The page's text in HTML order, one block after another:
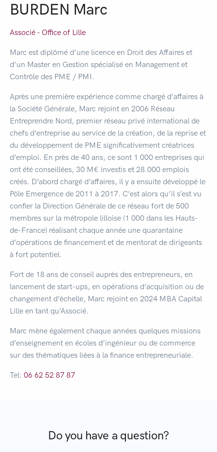
BURDEN Marc
Associé - Office of Lille
Marc est diplômé d’une licence en Droit des Affaires et
d’un Master en Gestion spécialisé en Management et
Contrôle des PME / PMI.
Après une première expérience comme chargé d’affaires à
la Société Générale, Marc rejoint en 2006 Réseau
Entreprendre Nord, premier réseau privé international de
chefs d’entreprise au service de la création, de la reprise et
du développement de PME significativement créatrices
d’emploi. En près de 40 ans, ce sont 1 000 entreprises qui
ont été conseillées, 30 M€ investis et 28.000 emplois
créés. D’abord chargé d’affaires, il y a ensuite développé le
Pôle Emergence de 2011 à 2017. C’est alors qu’il s’est vu
confier la Direction Générale de ce réseau fort de 500
membres sur la métropole lilloise (1 000 dans les Hauts-
de-France) réalisant chaque année une quarantaine
d’opérations de financement et de mentorat de dirigeants
à fort potentiel.
Fort de 18 ans de conseil auprès des entrepreneurs, en
lancement de start-ups, en opérations d’acquisition ou de
changement d’échelle, Marc rejoint en 2024 MBA Capital
Lille en tant qu’Associé.
Marc mène également chaque années quelques missions
d’enseignement en écoles d’ingénieur ou de commerce
sur des thématiques liées à la finance entrepreneuriale.
Tel: 06 62 52 87 87
Do you have a question?